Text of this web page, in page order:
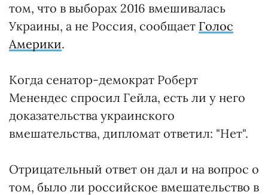
том, что в выборах 2016 вмешивалась
Украины, а не Россия, сообщает Голос
Америки.
Когда сенатор-демократ Роберт
Менендес спросил Гейла, есть ли у него
доказательства украинского
вмешательства, дипломат ответил: "Нет".
Отрицательный ответ он дал и на вопрос о
том, было ли российское вмешательство в